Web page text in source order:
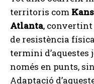
territoris com
Atlanta, convertint
de resistència
termini d’aquestes
només en punts,
Adaptació